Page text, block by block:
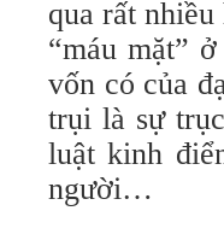
qua rất
“máu mặt”
vốn có của
trụi là sự
luật kinh
người…